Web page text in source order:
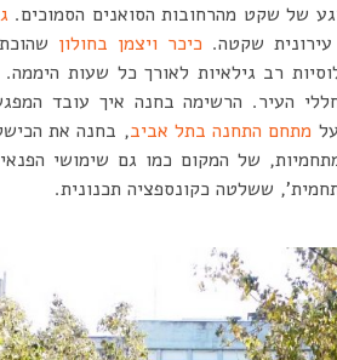
של שקט מהרחובות הסואנים הסמוכים.
שקטה. כיכר ויצמן בחולון
רב גילאיות לאורך כל שעות היממה.
העיר. הרשימה בחנה איך עובד
מתחם התחנה בתל אביב, בחנה את
של המקום כמו גם שימושי
ששלטה כקונספציה תכנונית.